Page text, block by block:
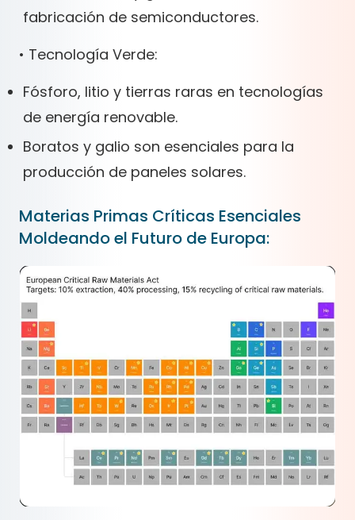
fabricación de semiconductores.
• Tecnología Verde:
Fósforo, litio y tierras raras en tecnologías
de energía renovable.
Boratos y galio son esenciales para la
producción de paneles solares.
Materias Primas Críticas Esenciales
Moldeando el Futuro de Europa: